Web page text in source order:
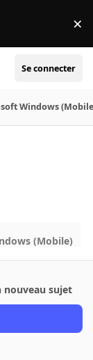
×
Se connecter
Windows
(Mobile)
nouveau sujet